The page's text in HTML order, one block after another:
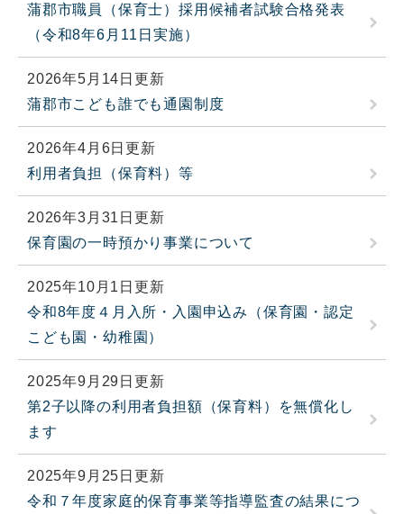
蒲郡市職員（保育士）採用候補者試験合格発表
（令和8年6月11日実施）
2026年5月14日更新
蒲郡市こども誰でも通園制度
2026年4月6日更新
利用者負担（保育料）等
2026年3月31日更新
保育園の一時預かり事業について
2025年10月1日更新
令和8年度４月入所・入園申込み（保育園・認定
こども園・幼稚園）
2025年9月29日更新
第2子以降の利用者負担額（保育料）を無償化し
ます
2025年9月25日更新
令和７年度家庭的保育事業等指導監査の結果につ